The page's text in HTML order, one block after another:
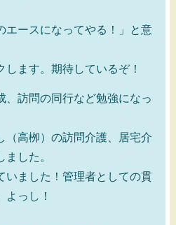
スになってやる！」と意
す。期待しているぞ！
、訪問の同行など勉強になっ
栁）の訪問介護、居宅介
した。
した！管理者としての貫
っし！